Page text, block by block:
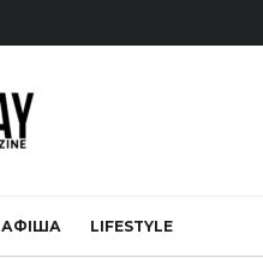
АФІША LIFESTYLE